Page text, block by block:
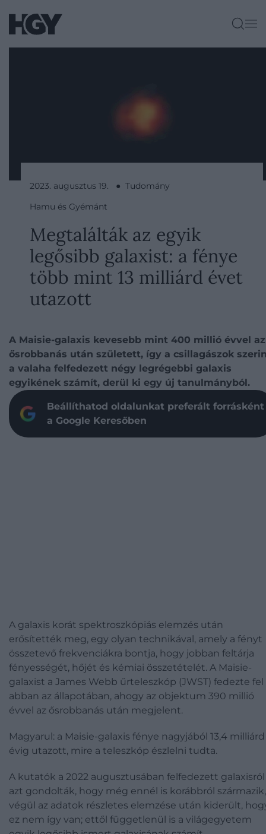
2023. augusztus 19. ● Tudomány
Hamu és Gyémánt
Megtalálták az egyik
legősibb galaxist: a fénye
több mint 13 milliárd évet
utazott
A Maisie-galaxis kevesebb mint 400 millió évvel az
ősrobbanás után született, így a csillagászok
a valaha felfedezett négy legrégebbi galaxis
egyikének számít, derül ki egy új tanulmányból.
Beállíthatod oldalunkat preferált forrásként
a Google Keresőben
A galaxis korát spektroszkópiás elemzés után
erősítették meg, egy olyan technikával, amely a fényt
összetevő frekvenciákra bontja, hogy jobban feltárja
fényességét, hőjét és kémiai összetételét. A Maisie-
galaxist a James Webb űrteleszkóp (JWST) fedezte fel
abban az állapotában, ahogy az objektum 390 millió
évvel az ősrobbanás után megjelent.
Magyarul: a Maisie-galaxis fénye nagyjából 13,4 milliárd
évig utazott, mire a teleszkóp észlelni tudta.
A kutatók a 2022 augusztusában felfedezett galaxisról
azt gondolták, hogy még ennél is korábbról származik,
végül az adatok részletes elemzése után kiderült,
ez nem így van; ettől függetlenül is a világegyetem